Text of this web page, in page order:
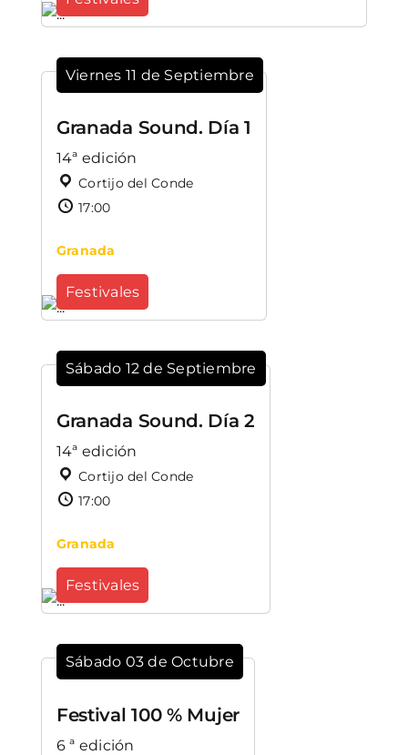
Viernes 11 de Septiembre
Granada Sound. Día 1
14ª edición
Cortijo del Conde
17:00
Granada
Festivales
Sábado 12 de Septiembre
Granada Sound. Día 2
14ª edición
Cortijo del Conde
17:00
Granada
Festivales
Sábado 03 de Octubre
Festival 100 % Mujer
6 ª edición